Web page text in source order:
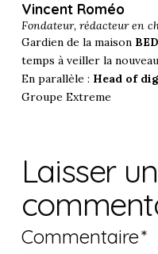
Vincent Roméo
Fondateur, rédacteur en
Gardien de la maison BED
temps à veiller la
En parallèle : Head of
Groupe Extreme
Laisser un
Commentaire*